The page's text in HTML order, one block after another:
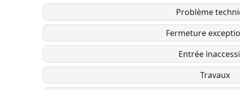
Problème
Fermeture
Entrée
Travaux